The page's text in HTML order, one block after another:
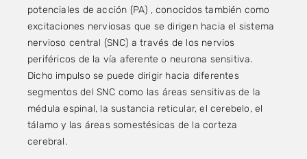
potenciales de acción (PA) , conocidos también como
excitaciones nerviosas que se dirigen hacia el sistema
nervioso central (SNC) a través de los nervios
periféricos de la vía aferente o neurona sensitiva.
Dicho impulso se puede dirigir hacia diferentes
segmentos del SNC como las áreas sensitivas de la
médula espinal, la sustancia reticular, el cerebelo, el
tálamo y las áreas somestésicas de la corteza
cerebral.